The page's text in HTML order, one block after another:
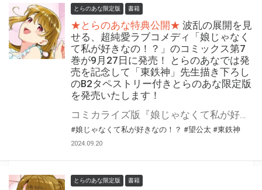
とらのあな限定版 書籍
★とらのあな特典公開★ 波乱の展開を見
せる、超純愛ラブコメディ「娘じゃなく
て私が好きなの！？」のコミックス第7
巻が9月27日に発売！ とらのあなでは発
売を記念して「東鉄神」先生描き下ろし
のB2タペストリー付きとらのあな限定版
を発売いたします！
#娘じゃなくて私が好きなの！？ #望公太 #東鉄神
2024.09.20
とらのあな限定版 書籍